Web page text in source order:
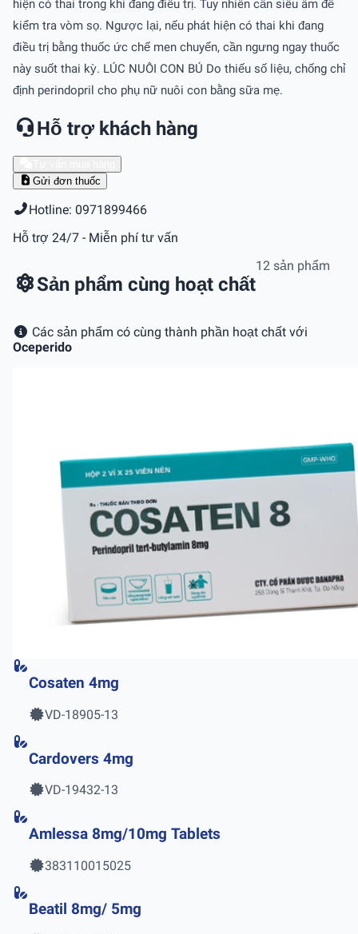
hiện có thai trong khi đang điều trị. Tuy nhiên cần siêu âm để
kiểm tra vòm sọ. Ngược lại, nếu phát hiện có thai khi đang
điều trị bằng thuốc ức chế men chuyển, cần ngưng ngay thuốc
này suốt thai kỳ. LÚC NUÔI CON BÚ Do thiếu số liệu, chống chỉ
định perindopril cho phụ nữ nuôi con bằng sữa mẹ.
Hỗ trợ khách hàng
Gửi đơn thuốc
Hotline: 0971899466
Hỗ trợ 24/7 - Miễn phí tư vấn
Sản phẩm cùng hoạt chất
12 sản phẩm
Các sản phẩm có cùng thành phần hoạt chất với
Oceperido
Cosaten 4mg
VD-18905-13
Cardovers 4mg
VD-19432-13
Amlessa 8mg/10mg Tablets
383110015025
Beatil 8mg/ 5mg